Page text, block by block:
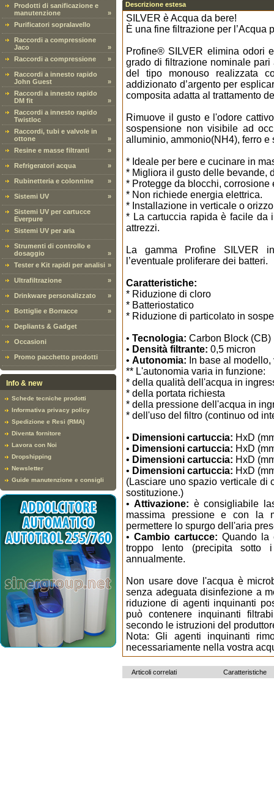
Prodotti di sanificazione e
manutenzione
»
Purificatori sopralavello
Raccordi a compressione
Jaco
»
Raccordi a compressione
»
Raccordi a innesto rapido
John Guest
»
Raccordi a innesto rapido
DM fit
»
Raccordi a innesto rapido
Twistloc
»
Raccordi, tubi e valvole in
ottone
»
Resine e masse filtranti
»
Refrigeratori acqua »
Rubinetteria e colonnine »
Sistemi UV »
Sistemi UV per cartucce
Everpure
Sistemi UV per aria
Strumenti di controllo e
dosaggio
»
Tester e Kit rapidi per analisi »
Ultrafiltrazione »
Drinkware personalizzato »
Bottiglie e Borracce »
Depliants & Gadget
Occasioni
Promo pacchetto prodotti
Info & new
Schede tecniche prodotti
Informativa privacy policy
Spedizione e Resi (RMA)
Diventa fornitore
Lavora con Noi
Dropshipping
Newsletter
Guide manutenzione e consigli
Descrizione estesa
SILVER è Acqua da bere!
È una fine filtrazione per l’Acqua
Profine® SILVER elimina odori
grado di filtrazione nominale
del tipo monouso realizzata
addizionato d’argento per
composita adatta al trattamento
Rimuove il gusto e l'odore
sospensione non visibile ad
alluminio, ammonio(NH4), ferro e
* Ideale per bere e cucinare in
* Migliora il gusto delle bevande,
* Protegge da blocchi, corrosione
* Non richiede energia elettrica.
* Installazione in verticale o
* La cartuccia rapida è facile da
attrezzi.
La gamma Profine SILVER
l’eventuale proliferare dei batteri.
Caratteristiche:
* Riduzione di cloro
* Batteriostatico
* Riduzione di particolato in
• Tecnologia: Carbon Block (CB)
• Densità filtrante: 0,5 micron
• Autonomia: In base al
** L'autonomia varia in funzione:
* della qualità dell'acqua in
* della portata richiesta
* della pressione dell'acqua in
* dell'uso del filtro (continuo od
• Dimensioni cartuccia: HxD
• Dimensioni cartuccia: HxD
• Dimensioni cartuccia: HxD
• Dimensioni cartuccia: HxD
(Lasciare uno spazio verticale di
sostituzione.)
•Attivazione: è consigliabile
massima pressione e con la
permettere lo spurgo dell'aria
• Cambio cartucce: Quando la
troppo lento (precipita sotto
annualmente.
Non usare dove l'acqua è
senza adeguata disinfezione a
riduzione di agenti inquinanti
può contenere inquinanti
secondo le istruzioni del
Nota: Gli agenti inquinanti
necessariamente nella vostra
Articoli correlati Caratteristiche